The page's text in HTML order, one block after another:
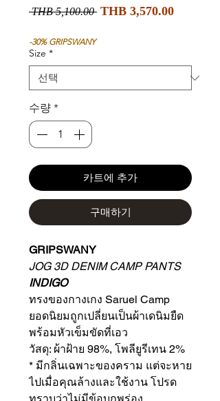
THB 5,100.00 일
가
THB 3,570.00할
-30% GRIPSWANY
Size *
수량 *
카트에 추가
구매하기
GRIPSWANY
JOG 3D DENIM CAMP PANTS
INDIGO
ทรงของกางเกง Saruel Camp
ยอดนิยมถูกเปลี่ยนเป็นผ้าเดนิมยืด
พร้อมหัวเข็มขัดที่เอว
วัสดุ: ผ้าฝ้าย 98%, โพลียูรีเทน 2%
* มีกลิ่นเฉพาะของคราม แต่จะหาย
ไปเมื่อคุณล้างและใช้งาน โปรด